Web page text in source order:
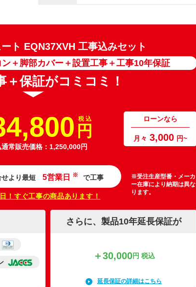
ト EQN37XVH 工事込みセット
＋脚部カバー＋設置工事＋工事10年保証
＋保証がコミコミ！
税 込
円
常販売価格：1,250,000円
ローンなら
月々 3,000 円~
せより最短 5営業日 ※ で工事
！すぐ工事の商品あります！
※受注生産型番・メーカ
ー在庫により納期は異な
ります。
さらに、製品10年延長保証が
＋30,000円 税込
延長保証の詳細はこちら